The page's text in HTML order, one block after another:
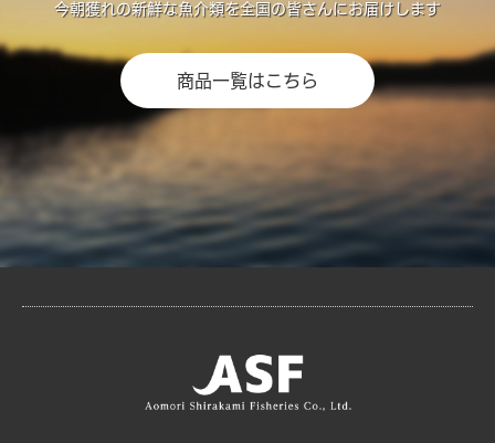
今朝獲れの新鮮な魚介類を全国の皆さんにお届けします
商品一覧はこちら